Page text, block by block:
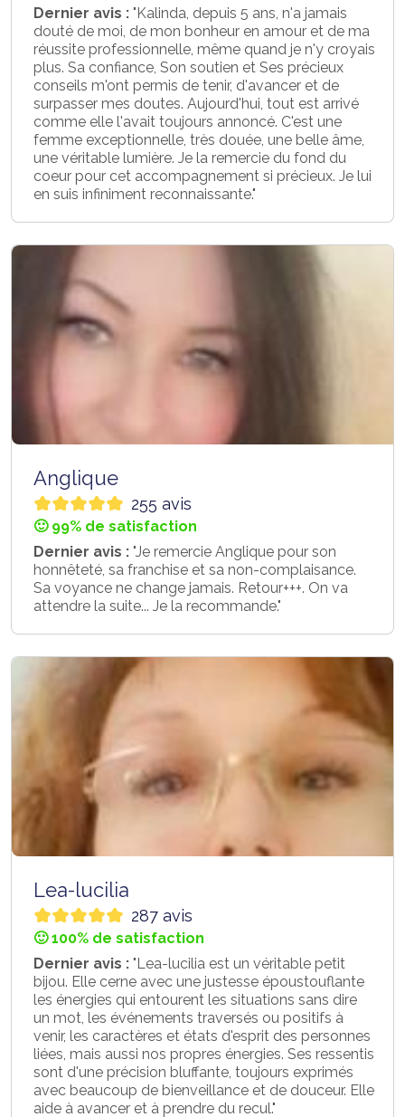
Dernier avis : "Kalinda, depuis 5 ans, n'a jamais
douté de moi, de mon bonheur en amour et de ma
réussite professionnelle, même quand je n'y croyais
plus. Sa confiance, Son soutien et Ses précieux
conseils m'ont permis de tenir, d'avancer et de
surpasser mes doutes. Aujourd'hui, tout est arrivé
comme elle l'avait toujours annoncé. C'est une
femme exceptionnelle, très douée, une belle âme,
une véritable lumière. Je la remercie du fond du
coeur pour cet accompagnement si précieux. Je lui
en suis infiniment reconnaissante."
Anglique
255 avis
🙂 99% de satisfaction
Dernier avis : "Je remercie Anglique pour son
honnêteté, sa franchise et sa non-complaisance.
Sa voyance ne change jamais. Retour+++. On va
attendre la suite... Je la recommande."
Lea-lucilia
287 avis
🙂 100% de satisfaction
Dernier avis : "Lea-lucilia est un véritable petit
bijou. Elle cerne avec une justesse époustouflante
les énergies qui entourent les situations sans dire
un mot, les événements traversés ou positifs à
venir, les caractères et états d'esprit des personnes
liées, mais aussi nos propres énergies. Ses ressentis
sont d'une précision bluffante, toujours exprimés
avec beaucoup de bienveillance et de douceur. Elle
aide à avancer et à prendre du recul."